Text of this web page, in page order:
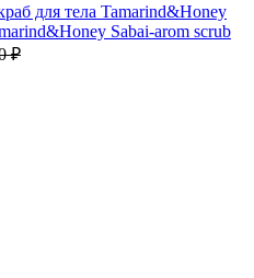
для тела Tamarind&Honey
Sabai-arom scrub
₽